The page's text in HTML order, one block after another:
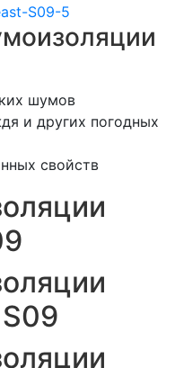
шумов
и других погодных
свойств